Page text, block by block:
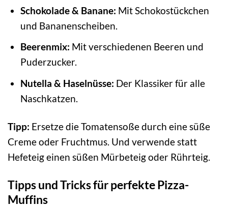
Schokolade & Banane: Mit Schokostückchen
und Bananenscheiben.
Beerenmix: Mit verschiedenen Beeren und
Puderzucker.
Nutella & Haselnüsse: Der Klassiker für alle
Naschkatzen.
Tipp: Ersetze die Tomatensoße durch eine süße
Creme oder Fruchtmus. Und verwende statt
Hefeteig einen süßen Mürbeteig oder Rührteig.
Tipps und Tricks für perfekte Pizza-
Muffins